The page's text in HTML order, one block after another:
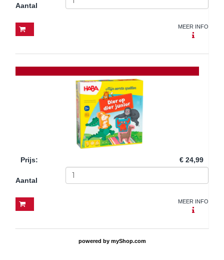
Aantal
MEER INFO
Prijs: € 24,99
Aantal
MEER INFO
powered by myShop.com